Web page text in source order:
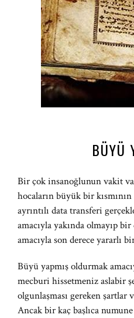
BÜYÜ
Bir çok insanoğlunun vakit
hocaların büyük bir
ayrıntılı data transferi
amacıyla yakında olmayıp
amacıyla son derece yararlı
Büyü yapmış oldurmak
mecburi hissetmeniz aslabir
olgunlaşması gereken şartlar
Ancak bir kaç başlıca